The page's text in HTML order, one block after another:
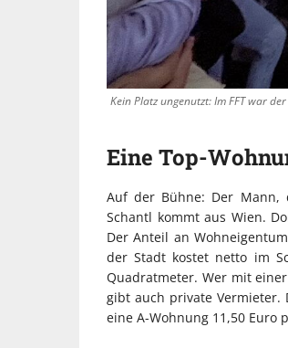
Kein Platz ungenutzt: Im FFT war
Eine Top-
Auf der Bühne: Der Mann,
Schantl kommt aus Wien.
Der Anteil an
der Stadt kostet netto im
Quadratmeter. Wer mit
gibt auch private
eine A-Wohnung 11,50 Euro